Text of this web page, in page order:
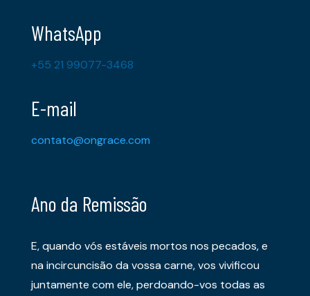
WhatsApp
+55 21 99077-3468
E-mail
contato@ongrace.com
Ano da Remissão
E, quando vós estáveis mortos nos pecados, e
na incircuncisão da vossa carne, vos vivificou
juntamente com ele, perdoando-vos todas as